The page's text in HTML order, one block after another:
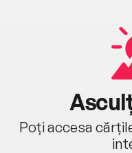
Poți accesa